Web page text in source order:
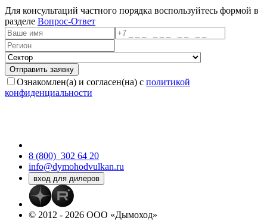
Для консультаций частного порядка воспользуйтесь формой в
разделе Вопрос-Ответ
Ознакомлен(а) и согласен(на) с политикой
конфиденциальности
8 (800) 302 64 20
info@dymohodvulkan.ru
© 2012 - 2026 ООО «Дымоход»